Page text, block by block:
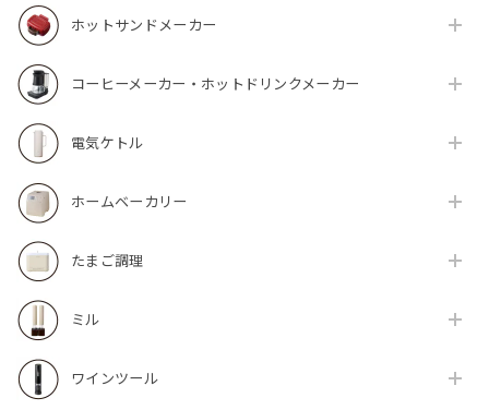
ホットサンドメーカー
コーヒーメーカー・ホットドリンクメーカー
電気ケトル
ホームベーカリー
たまご調理
ミル
ワインツール